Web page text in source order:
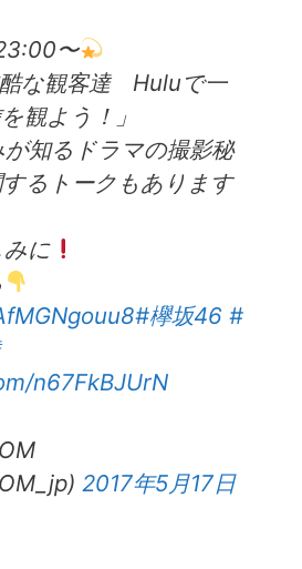
〜
酷な観客達 Huluで一
観よう！」
知るドラマの撮影秘
るトークもあります
に
#欅坂46 #
n67FkBJUrN
2017年5月17日